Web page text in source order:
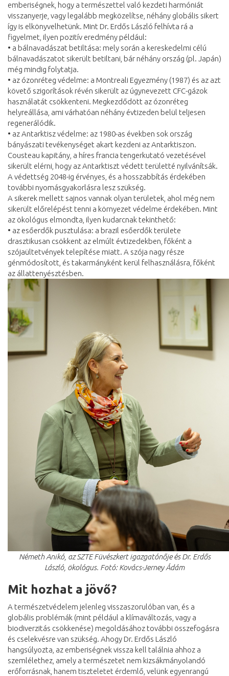
emberiségnek, hogy a természettel való kezdeti harmóniát
visszanyerje, vagy legalább megközelítse, néhány globális sikert
így is elkönyvelhetünk. Mint Dr. Erdős László felhívta rá a
figyelmet, ilyen pozitív eredmény például:
• a bálnavadászat betiltása: mely során a kereskedelmi célú
bálnavadászatot sikerült betiltani, bár néhány ország (pl. Japán)
még mindig folytatja.
• az ózonréteg védelme: a Montreali Egyezmény (1987) és az azt
követő szigorítások révén sikerült az úgynevezett CFC-gázok
használatát csökkenteni. Megkezdődött az ózonréteg
helyreállása, ami várhatóan néhány évtizeden belül teljesen
regenerálódik.
• az Antarktisz védelme: az 1980-as években sok ország
bányászati tevékenységet akart kezdeni az Antarktiszon.
Cousteau kapitány, a híres francia tengerkutató vezetésével
sikerült elérni, hogy az Antarktiszt védett területté nyilvánítsák.
A védettség 2048-ig érvényes, és a hosszabbítás érdekében
további nyomásgyakorlásra lesz szükség.
A sikerek mellett sajnos vannak olyan területek, ahol még nem
sikerült előrelépést tenni a környezet védelme érdekében. Mint
az ökológus elmondta, ilyen kudarcnak tekinthető:
• az esőerdők pusztulása: a brazil esőerdők területe
drasztikusan csökkent az elmúlt évtizedekben, főként a
szójaültetvények telepítése miatt. A szója nagy része
génmódosított, és takarmányként kerül felhasználásra, főként
az állattenyésztésben.
Németh Anikó, az SZTE Füvészkert igazgatónője és Dr. Erdős
László, ökológus. Fotó: Kovács-Jerney Ádám
Mit hozhat a jövő?
A természetvédelem jelenleg visszaszorulóban van, és a
globális problémák (mint például a klímaváltozás, vagy a
biodiverzitás csökkenése) megoldásához további összefogásra
és cselekvésre van szükség. Ahogy Dr. Erdős László
hangsúlyozta, az emberiségnek vissza kell találnia ahhoz a
szemlélethez, amely a természetet nem kizsákmányolandó
erőforrásnak, hanem tiszteletet érdemlő, velünk egyenrangú